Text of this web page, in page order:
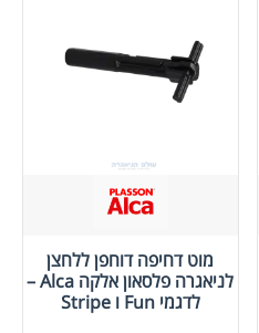
מוט דחיפה דוחפן ללחצן
לניאגרה פלסאון אלקה Alca –
לדגמי Fun ו Stripe